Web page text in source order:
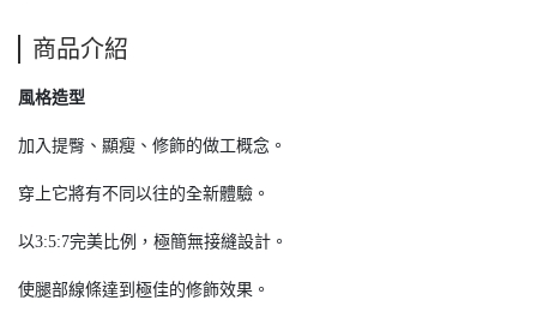
商品介紹
風格造型
加入提臀、顯瘦、修飾的做工概念。
穿上它將有不同以往的全新體驗。
以3:5:7完美比例，極簡無接縫設計。
使腿部線條達到極佳的修飾效果。